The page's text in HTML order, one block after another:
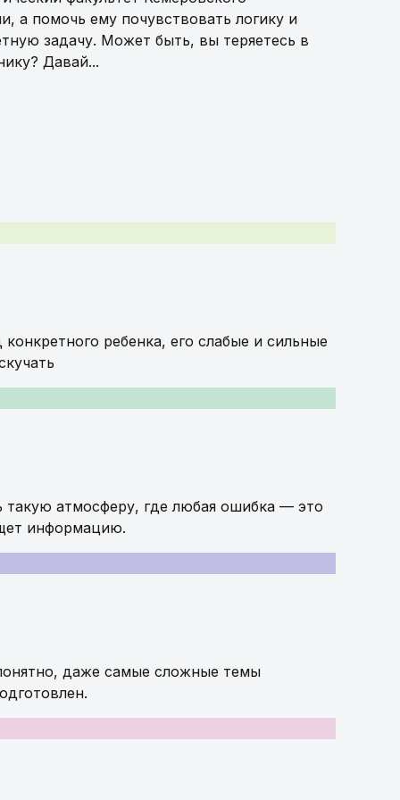
а помочь ему почувствовать логику и
задачу. Может быть, вы теряетесь в
Давай...
ребенка, его слабые и сильные
такую атмосферу, где любая ошибка — это
информацию.
даже самые сложные темы